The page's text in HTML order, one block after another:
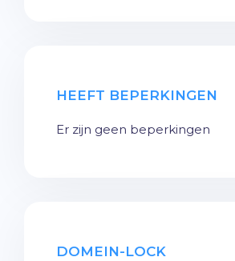
HEEFT BEPERKINGEN
Er zijn geen beperkingen
DOMEIN-LOCK